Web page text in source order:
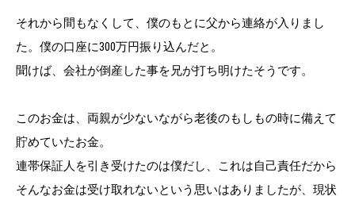
それから間もなくして、僕のもとに父から連絡が入りまし
た。僕の口座に300万円振り込んだと。
聞けば、会社が倒産した事を兄が打ち明けたそうです。
このお金は、両親が少ないながら老後のもしもの時に備えて
貯めていたお金。
連帯保証人を引き受けたのは僕だし、これは自己責任だから
そんなお金は受け取れないという思いはありましたが、現状